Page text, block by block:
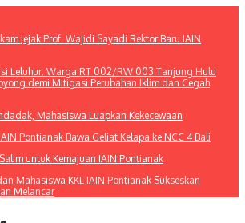
Jejak Prof. Wajidi Sayadi Rektor Baru IAIN
Leluhur: Warga RT 002/RW 003 Tanjung Hulu
demi Mitigasi Perubahan Iklim dan Cegah
Mahasiswa Luapkan Kekecewaan
Pontianak Bawa Geliat Kelapa ke NCC 4 Bali
untuk Kemajuan IAIN Pontianak
Mahasiswa KKL IAIN Pontianak Sukseskan
Melancar